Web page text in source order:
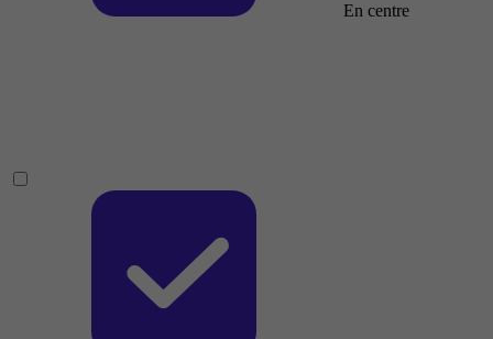
En centre